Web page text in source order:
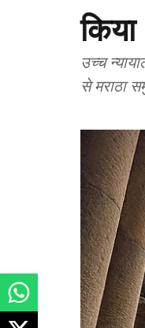
किया
उच्च
से मराठा